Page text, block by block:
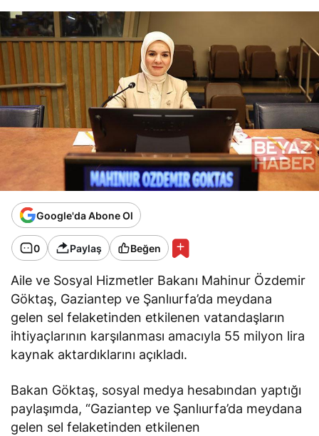
Google'da Abone Ol
0 Paylaş Beğen
Aile ve Sosyal Hizmetler Bakanı Mahinur Özdemir
Göktaş, Gaziantep ve Şanlıurfa’da meydana
gelen sel felaketinden etkilenen vatandaşların
ihtiyaçlarının karşılanması amacıyla 55 milyon lira
kaynak aktardıklarını açıkladı.
Bakan Göktaş, sosyal medya hesabından yaptığı
paylaşımda, “Gaziantep ve Şanlıurfa’da meydana
gelen sel felaketinden etkilenen